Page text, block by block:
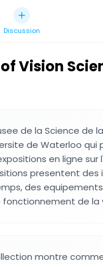
Discussion
Vision
de la Science de
de Waterloo
en ligne sur
presentent des
des
fonctionnement de la
montre